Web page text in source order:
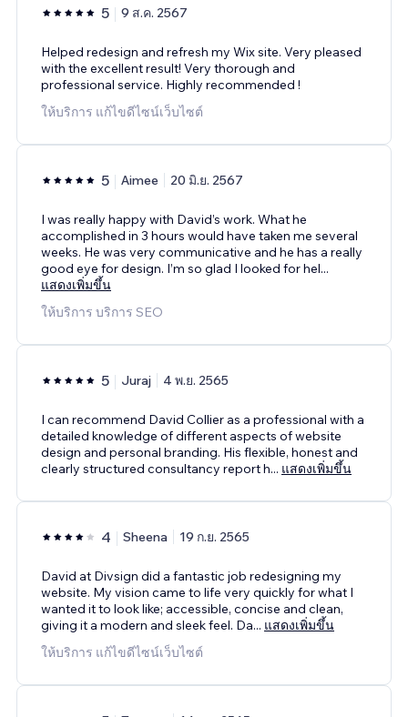
5 9 ส.ค. 2567
Helped redesign and refresh my Wix site. Very pleased
with the excellent result! Very thorough and
professional service. Highly recommended !
ให้บริการ แก้ไขดีไซน์เว็บไซต์
5 Aimee 20 มิ.ย. 2567
I was really happy with David’s work. What he
accomplished in 3 hours would have taken me several
weeks. He was very communicative and he has a really
good eye for design. I’m so glad I looked for hel...
แสดงเพิ่มขึ้น
ให้บริการ บริการ SEO
5 Juraj 4 พ.ย. 2565
I can recommend David Collier as a professional with a
detailed knowledge of different aspects of website
design and personal branding. His flexible, honest and
clearly structured consultancy report h... แสดงเพิ่มขึ้น
4 Sheena 19 ก.ย. 2565
David at Divsign did a fantastic job redesigning my
website. My vision came to life very quickly for what I
wanted it to look like; accessible, concise and clean,
giving it a modern and sleek feel. Da... แสดงเพิ่มขึ้น
ให้บริการ แก้ไขดีไซน์เว็บไซต์